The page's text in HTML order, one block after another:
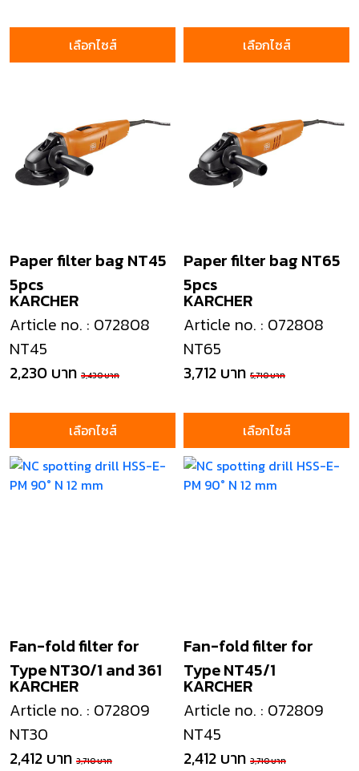
เลือกไซส์ เลือกไซส์
KARCHER
Paper filter bag NT45
5pcs
Article no. : 072808
NT45
2,230 บาท 3,430 บาท
เลือกไซส์
KARCHER
Paper filter bag NT65
5pcs
Article no. : 072808
NT65
3,712 บาท 5,710 บาท
เลือกไซส์
KARCHER
Fan-fold filter for
Type NT30/1 and 361
Article no. : 072809
NT30
2,412 บาท 3,710 บาท
KARCHER
Fan-fold filter for
Type NT45/1
Article no. : 072809
NT45
2,412 บาท 3,710 บาท